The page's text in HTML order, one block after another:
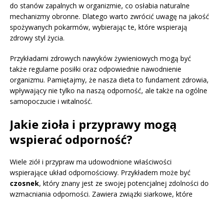
do stanów zapalnych w organizmie, co osłabia naturalne
mechanizmy obronne. Dlatego warto zwrócić uwagę na jakość
spożywanych pokarmów, wybierając te, które wspierają
zdrowy styl życia.
Przykładami zdrowych nawyków żywieniowych mogą być
także regularne posiłki oraz odpowiednie nawodnienie
organizmu. Pamiętajmy, że nasza dieta to fundament zdrowia,
wpływający nie tylko na naszą odporność, ale także na ogólne
samopoczucie i witalność.
Jakie zioła i przyprawy mogą
wspierać odporność?
Wiele ziół i przypraw ma udowodnione właściwości
wspierające układ odpornościowy. Przykładem może być
czosnek, który znany jest ze swojej potencjalnej zdolności do
wzmacniania odporności. Zawiera związki siarkowe, które